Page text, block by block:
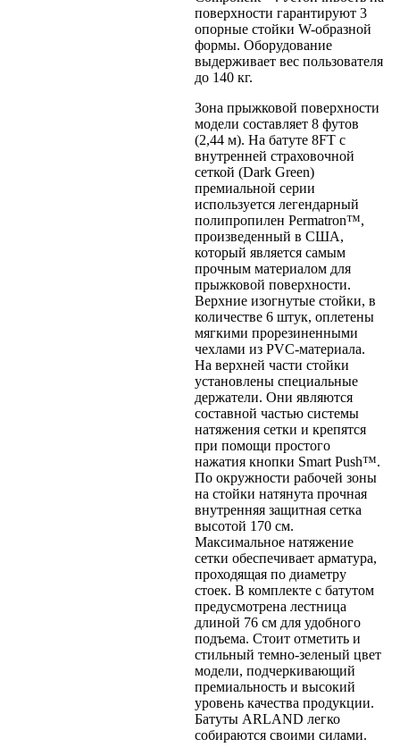
поверхности гарантируют 3
опорные стойки W-образной
формы. Оборудование
выдерживает вес пользователя
до 140 кг.
Зона прыжковой поверхности
модели составляет 8 футов
(2,44 м). На батуте 8FT с
внутренней страховочной
сеткой (Dark Green)
премиальной серии
используется легендарный
полипропилен Permatron™,
произведенный в США,
который является самым
прочным материалом для
прыжковой поверхности.
Верхние изогнутые стойки, в
количестве 6 штук, оплетены
мягкими прорезиненными
чехлами из PVC-материала.
На верхней части стойки
установлены специальные
держатели. Они являются
составной частью системы
натяжения сетки и крепятся
при помощи простого
нажатия кнопки Smart Push™.
По окружности рабочей зоны
на стойки натянута прочная
внутренняя защитная сетка
высотой 170 см.
Максимальное натяжение
сетки обеспечивает арматура,
проходящая по диаметру
стоек. В комплекте с батутом
предусмотрена лестница
длиной 76 см для удобного
подъема. Стоит отметить и
стильный темно-зеленый цвет
модели, подчеркивающий
премиальность и высокий
уровень качества продукции.
Батуты ARLAND легко
собираются своими силами.